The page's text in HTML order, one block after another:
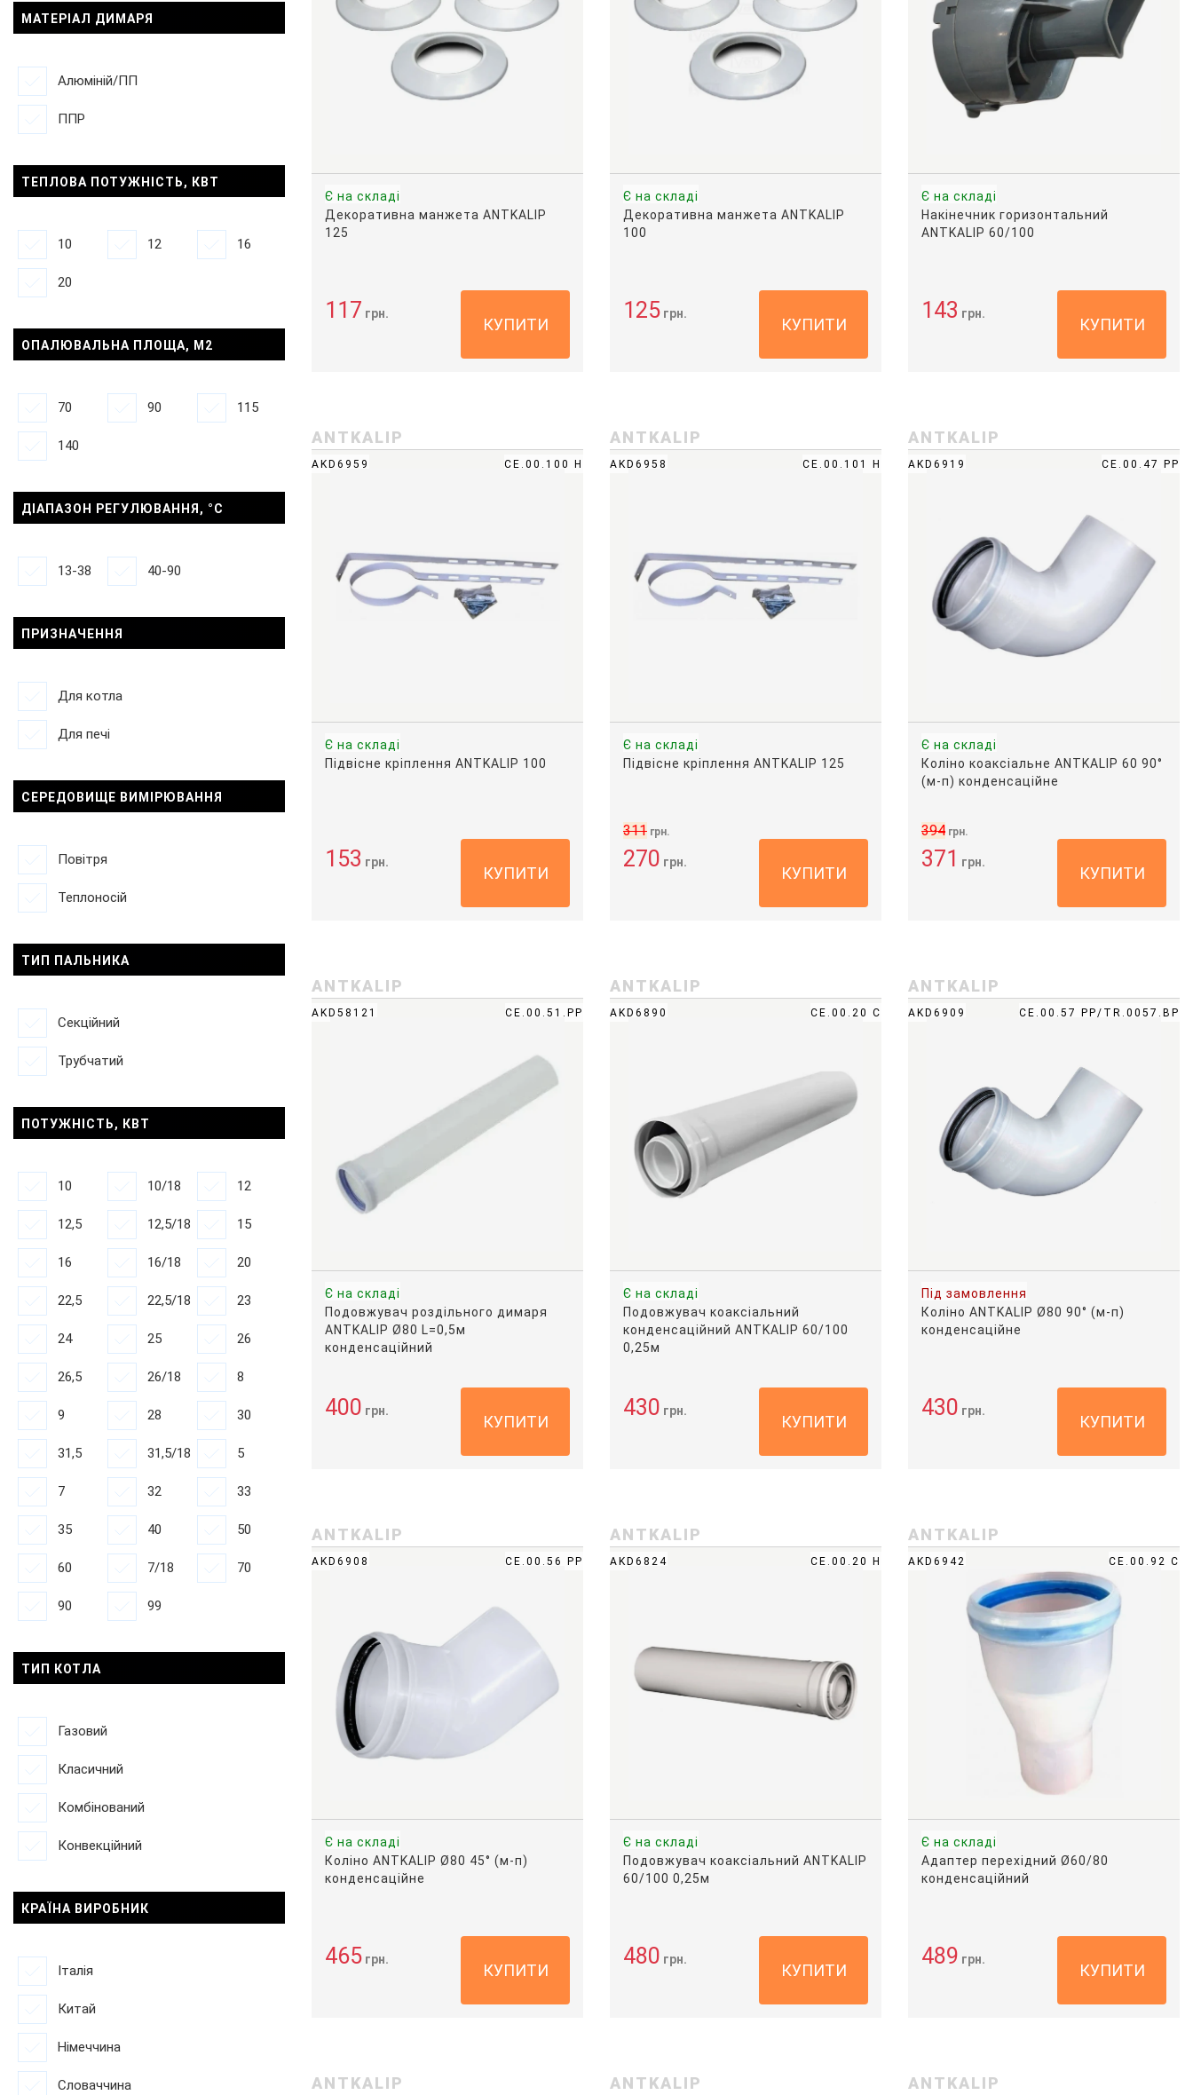
МАТЕРІАЛ ДИМАРЯ
Алюміній/ПП
ППР
ТЕПЛОВА ПОТУЖНІСТЬ, КВТ
10 12 16
20
ОПАЛЮВАЛЬНА ПЛОЩА, М2
70 90 115
140
ДІАПАЗОН РЕГУЛЮВАННЯ, °С
13-38 40-90
ПРИЗНАЧЕННЯ
Для котла
Для печі
СЕРЕДОВИЩЕ ВИМІРЮВАННЯ
Повітря
Теплоносій
ТИП ПАЛЬНИКА
Секційний
Трубчатий
ПОТУЖНІСТЬ, КВТ
10 10/18 12
12,5 12,5/18 15
16 16/18 20
22,5 22,5/18 23
24 25 26
26,5 26/18 8
9 28 30
31,5 31,5/18 5
7 32 33
35 40 50
60 7/18 70
90 99
ТИП КОТЛА
Газовий
Класичний
Комбiнований
Конвекцiйний
КРАЇНА ВИРОБНИК
Італія
Китай
Німеччина
Словаччина
Є на складі
Декоративна манжета ANTKALIP
125
117 грн.
КУПИТИ
Є на складі
Декоративна манжета ANTKALIP
100
125 грн.
КУПИТИ
Є на складі
Накінечник горизонтальний
ANTKALIP 60/100
143 грн.
КУПИТИ
ANTKALIP
AKD6959 CE.00.100 H
Є на складі
Підвісне кріплення ANTKALIP 100
153 грн.
КУПИТИ
ANTKALIP
AKD6958 CE.00.101 H
Є на складі
Підвісне кріплення ANTKALIP 125
270 грн.
311 грн.
КУПИТИ
ANTKALIP
AKD6919 CE.00.47 PP
Є на складі
Коліно коаксіальне ANTKALIP 60 90°
(м-п) конденсаційне
371 грн.
394 грн.
КУПИТИ
ANTKALIP
AKD58121 CE.00.51.PP
Є на складі
Подовжувач роздільного димаря
ANTKALIP Ø80 L=0,5м
конденсаційний
400 грн.
КУПИТИ
ANTKALIP
AKD6890 CE.00.20 C
Є на складі
Подовжувач коаксіальний
конденсаційний ANTKALIP 60/100
0,25м
430 грн.
КУПИТИ
ANTKALIP
AKD6909 CE.00.57 PP/TR.0057.BP
Під замовлення
Коліно ANTKALIP Ø80 90° (м-п)
конденсаційне
430 грн.
КУПИТИ
ANTKALIP
AKD6908 CE.00.56 PP
Є на складі
Коліно ANTKALIP Ø80 45° (м-п)
конденсаційне
465 грн.
КУПИТИ
ANTKALIP
AKD6824 CE.00.20 H
Є на складі
Подовжувач коаксіальний ANTKALIP
60/100 0,25м
480 грн.
КУПИТИ
ANTKALIP
AKD6942 CE.00.92 C
Є на складі
Адаптер перехідний Ø60/80
конденсаційний
489 грн.
КУПИТИ
ANTKALIP ANTKALIP ANTKALIP